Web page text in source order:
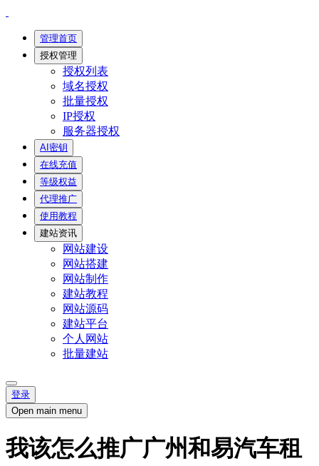
管理首页
授权管理
授权列表
域名授权
批量授权
IP授权
服务器授权
AI密钥
在线充值
等级权益
代理推广
使用教程
建站资讯
网站建设
网站搭建
网站制作
建站教程
网站源码
建站平台
个人网站
批量建站
登录
Open main menu
我该怎么推广广州和易汽车租